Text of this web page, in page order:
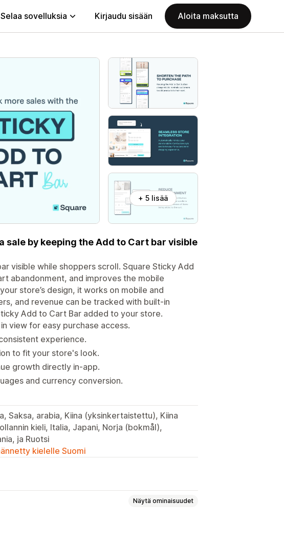
Selaa sovelluksia Kirjaudu sisään Aloita maksutta
+ 5 lisää
sale by keeping the Add to Cart bar visible
visible while shoppers scroll. Square Sticky Add
abandonment, and improves the mobile
store’s design, it works on mobile and
and revenue can be tracked with built-in
Add to Cart Bar added to your store.
view for easy purchase access.
experience.
to fit your store's look.
growth directly in-app.
and currency conversion.
Saksa, arabia, Kiina (yksinkertaistettu), Kiina
kieli, Italia, Japani, Norja (bokmål),
ja Ruotsi
kielelle Suomi
Näytä ominaisuudet